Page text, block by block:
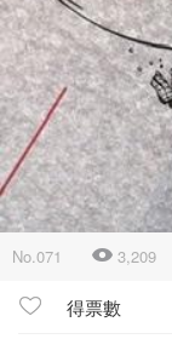
No.071 3,209
得票數